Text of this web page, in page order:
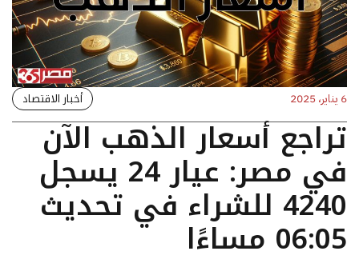
6 يناير، 2025 أخبار الاقتصاد
تراجع أسعار الذهب الآن
في مصر: عيار 24 يسجل
4240 للشراء في تحديث
06:05 مساءًا